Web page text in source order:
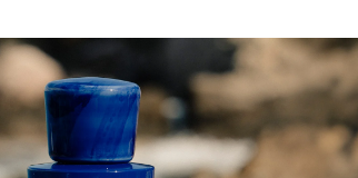
MASTERPIECE
Blu Fedaia Flakon